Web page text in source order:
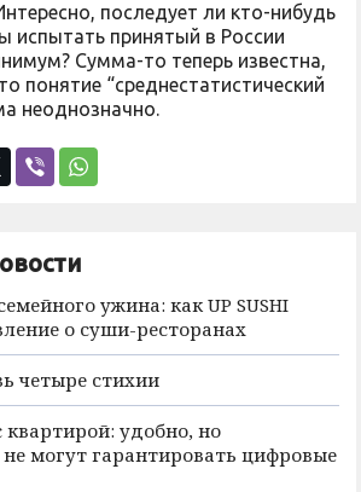
последует ли кто-нибудь
испытать принятый в России
Сумма-то теперь известна,
понятие “среднестатистический
неоднозначно.
ужина: как UP SUSHI
о суши-ресторанах
четыре стихии
удобно, но
могут гарантировать цифровые